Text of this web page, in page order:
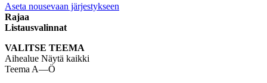
Aseta nousevaan järjestykseen
Rajaa
Listausvalinnat
VALITSE TEEMA
Aihealue Näytä kaikki
Teema A—Ö